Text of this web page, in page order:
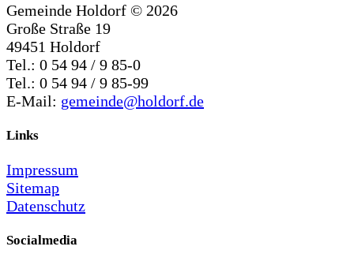
Gemeinde Holdorf © 2026
Große Straße 19
49451 Holdorf
Tel.: 0 54 94 / 9 85-0
Tel.: 0 54 94 / 9 85-99
E-Mail: gemeinde@holdorf.de
Links
Impressum
Sitemap
Datenschutz
Socialmedia